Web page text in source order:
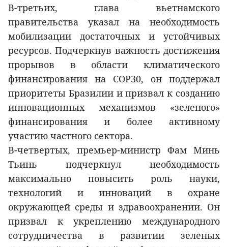
В-третьих, глава вьетнамского
правительства указал на необходимость
мобилизации достаточных и устойчивых
ресурсов. Подчеркнув важность достижения
прорывов в области климатического
финансирования на COP30, он поддержал
приоритеты Бразилии и призвал к созданию
инновационных механизмов «зеленого»
финансирования и более активному
участию частного сектора.
В-четвертых, премьер-министр Фам Минь
Тьинь подчеркнул необходимость
максимально повысить роль науки,
технологий и инноваций в охране
окружающей среды и здравоохранении. Он
призвал к укреплению международного
сотрудничества в развитии зеленых